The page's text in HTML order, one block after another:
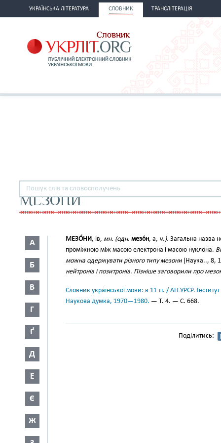
УКРАЇНСЬКА ЛІТЕРАТУРА СЛОВНИК ТРАНСЛІТЕРАЦІЯ
МЕЗОНИ
А
Б
В
Г
Ґ
Д
Е
Є
Ж
МЕЗО́НИ, ів, мн. (одн. мезо́н, а, ч.). Загальна назва
проміжною між масою електрона і масою нуклона.
можна одержувати різного типу мезони (Наука.., 8,
нейтронів і позитронів. Пізніше заговорили про
Словник української мови: в 11 тт. / АН УРСР.
Наукова думка, 1970—1980. — Т. 4. — С. 668.
Поділитись: